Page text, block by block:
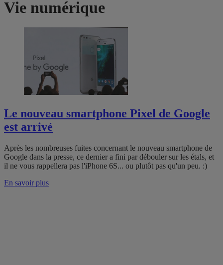
Vie numérique
Le nouveau smartphone Pixel de Google
est arrivé
Après les nombreuses fuites concernant le nouveau smartphone de
Google dans la presse, ce dernier a fini par débouler sur les étals, et
il ne vous rappellera pas l'iPhone 6S... ou plutôt pas qu'un peu. :)
En savoir plus